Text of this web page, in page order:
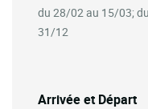
Arrivée et Départ
du 28/02 au 15/03;
31/12